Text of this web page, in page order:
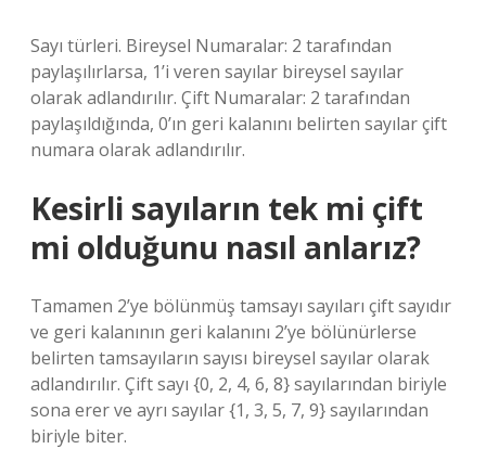
Sayı türleri. Bireysel Numaralar: 2 tarafından
paylaşılırlarsa, 1’i veren sayılar bireysel sayılar
olarak adlandırılır. Çift Numaralar: 2 tarafından
paylaşıldığında, 0’ın geri kalanını belirten sayılar çift
numara olarak adlandırılır.
Kesirli sayıların tek mi çift
mi olduğunu nasıl anlarız?
Tamamen 2’ye bölünmüş tamsayı sayıları çift sayıdır
ve geri kalanının geri kalanını 2’ye bölünürlerse
belirten tamsayıların sayısı bireysel sayılar olarak
adlandırılır. Çift sayı {0, 2, 4, 6, 8} sayılarından biriyle
sona erer ve ayrı sayılar {1, 3, 5, 7, 9} sayılarından
biriyle biter.